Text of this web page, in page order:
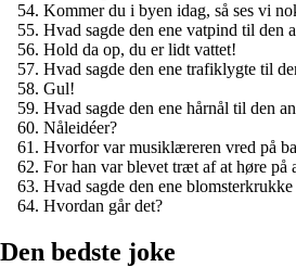
Kommer du i byen idag, så ses vi
Hvad sagde den ene vatpind til den
Hold da op, du er lidt vattet!
Hvad sagde den ene trafiklygte til
Gul!
Hvad sagde den ene hårnål til den
Nåleidéer?
Hvorfor var musiklæreren vred på
For han var blevet træt af at høre på
Hvad sagde den ene
Hvordan går det?
Den bedste joke